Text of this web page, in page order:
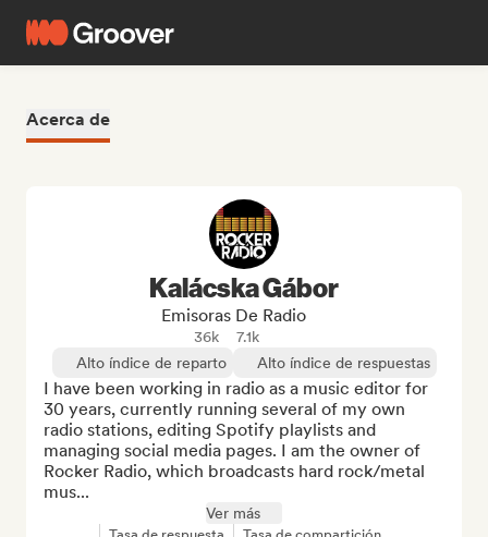
Acerca de
Kalácska Gábor
Emisoras De Radio
36k
7.1k
Alto índice de reparto
Alto índice de respuestas
I have been working in radio as a music editor for
30 years, currently running several of my own
radio stations, editing Spotify playlists and
managing social media pages. I am the owner of
Rocker Radio, which broadcasts hard rock/metal
mus...
Ver más